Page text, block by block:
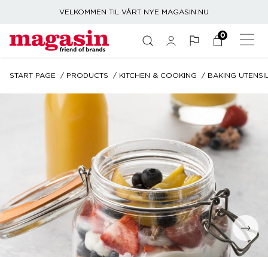
VELKOMMEN TIL VÅRT NYE MAGASIN.NU
0
START PAGE PRODUCTS KITCHEN & COOKING BAKING